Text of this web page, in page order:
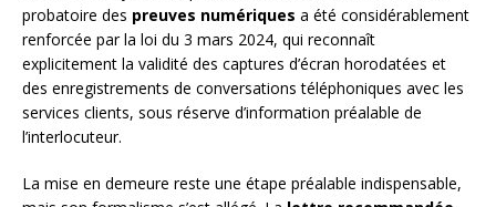
probatoire des preuves numériques a été considérablement
renforcée par la loi du 3 mars 2024, qui reconnaît
explicitement la validité des captures d’écran horodatées et
des enregistrements de conversations téléphoniques avec les
services clients, sous réserve d’information préalable de
l’interlocuteur.
La mise en demeure reste une étape préalable indispensable,